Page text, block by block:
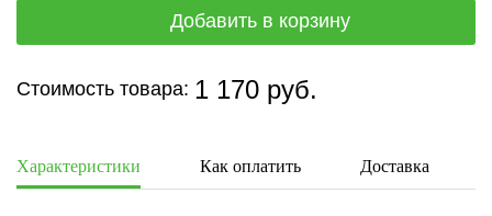
Стоимость товара: 1 170 руб.
Характеристики Как оплатить Доставка